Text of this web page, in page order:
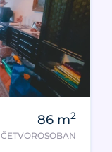
86 m2
ČETVOROSOBAN